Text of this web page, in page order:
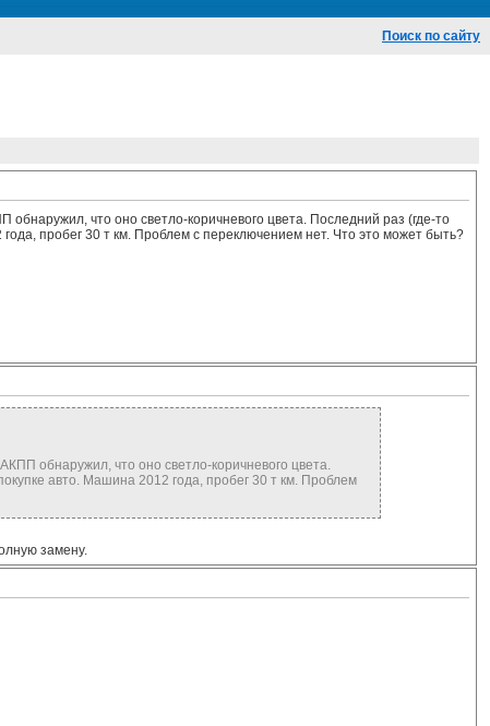
Поиск по сайту
что оно светло-коричневого цвета. Последний раз (где-то
пробег 30 т км. Проблем с переключением нет. Что это может быть?
обнаружил, что оно светло-коричневого цвета.
авто. Машина 2012 года, пробег 30 т км. Проблем
замену.